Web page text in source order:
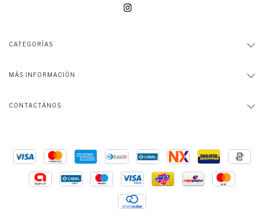
CATEGORÍAS
MÁS INFORMACIÓN
CONTACTÁNOS